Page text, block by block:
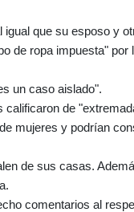
igual que su esposo y
de ropa impuesta" por
un caso aislado".
calificaron de
mujeres y podrían
de sus casas.
comentarios al